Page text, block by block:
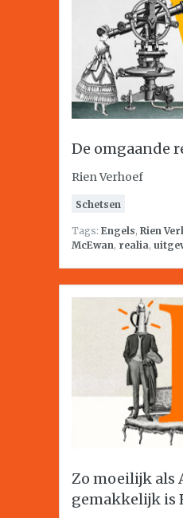
De omgaande
Rien Verhoef
Schetsen
Tags: Engels, Rien
McEwan, realia,
Zo moeilijk als
gemakkelijk is